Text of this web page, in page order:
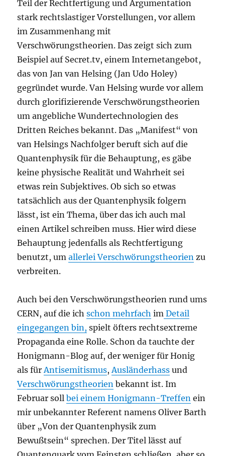
Teil der Rechtfertigung und Argumentation
stark rechtslastiger Vorstellungen, vor allem
im Zusammenhang mit
Verschwörungstheorien. Das zeigt sich zum
Beispiel auf Secret.tv, einem Internetangebot,
das von Jan van Helsing (Jan Udo Holey)
gegründet wurde. Van Helsing wurde vor allem
durch glorifizierende Verschwörungstheorien
um angebliche Wundertechnologien des
Dritten Reiches bekannt. Das „Manifest“ von
van Helsings Nachfolger beruft sich auf die
Quantenphysik für die Behauptung, es gäbe
keine physische Realität und Wahrheit sei
etwas rein Subjektives. Ob sich so etwas
tatsächlich aus der Quantenphysik folgern
lässt, ist ein Thema, über das ich auch mal
einen Artikel schreiben muss. Hier wird diese
Behauptung jedenfalls als Rechtfertigung
benutzt, umallerlei Verschwörungstheorien zu
verbreiten.
Auch bei den Verschwörungstheorien rund ums
CERN, auf die ichschon mehrfach im Detail
eingegangen bin, spielt öfters rechtsextreme
Propaganda eine Rolle. Schon da tauchte der
Honigmann-Blog auf, der weniger für Honig
als für Antisemitismus, Ausländerhass und
Verschwörungstheorien bekannt ist. Im
Februar sollbei einem Honigmann-Treffen ein
mir unbekannter Referent namens Oliver Barth
über „Von der Quantenphysik zum
Bewußtsein“ sprechen. Der Titel lässt auf